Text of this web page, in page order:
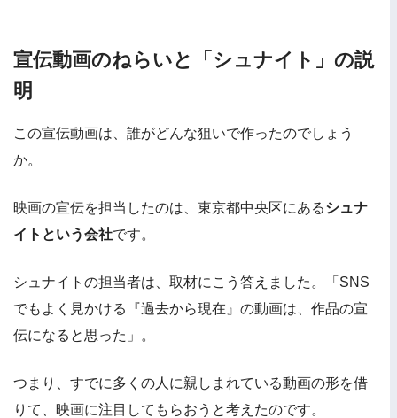
宣伝動画のねらいと「シュナイト」の説
明
この宣伝動画は、誰がどんな狙いで作ったのでしょう
か。
映画の宣伝を担当したのは、東京都中央区にあるシュナ
イトという会社です。
シュナイトの担当者は、取材にこう答えました。「SNS
でもよく見かける『過去から現在』の動画は、作品の宣
伝になると思った」。
つまり、すでに多くの人に親しまれている動画の形を借
りて、映画に注目してもらおうと考えたのです。